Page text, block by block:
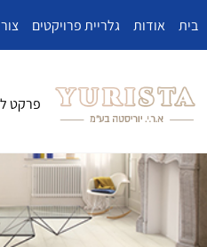
בית אודות גלריית פרויקטים
פרקט